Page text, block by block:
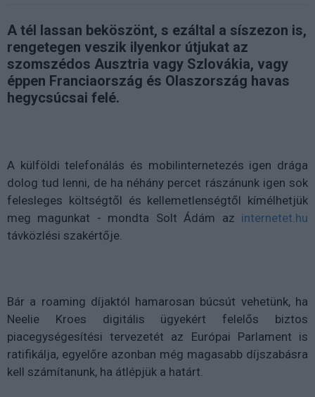
A tél lassan beköszönt, s ezáltal a síszezon is,
rengetegen veszik ilyenkor útjukat az
szomszédos Ausztria vagy Szlovákia, vagy
éppen Franciaország és Olaszország havas
hegycsúcsai felé.
A külföldi telefonálás és mobilinternetezés igen drága
dolog tud lenni, de ha néhány percet rászánunk igen sok
felesleges költségtől és kellemetlenségtől kímélhetjük
meg magunkat - mondta Solt Ádám az internetet.hu
távközlési szakértője.
Bár a roaming díjaktól hamarosan búcsút vehetünk, ha
Neelie Kroes digitális ügyekért felelős biztos
piacegységesítési tervezetét az Európai Parlament is
ratifikálja, egyelőre azonban még magasabb díjszabásra
kell számítanunk, ha átlépjük a határt.